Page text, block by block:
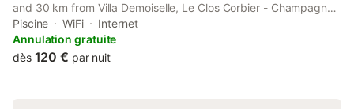
and 30 km from Villa Demoiselle, Le Clos Corbier - Champagne
Collard-Milesi provides a restaurant, pool views and free WiFi.
With garden views, this accommodation offers a swimming pool.
Piscine WiFi
Internet
Annulation gratuite
dès 120 € par nuit